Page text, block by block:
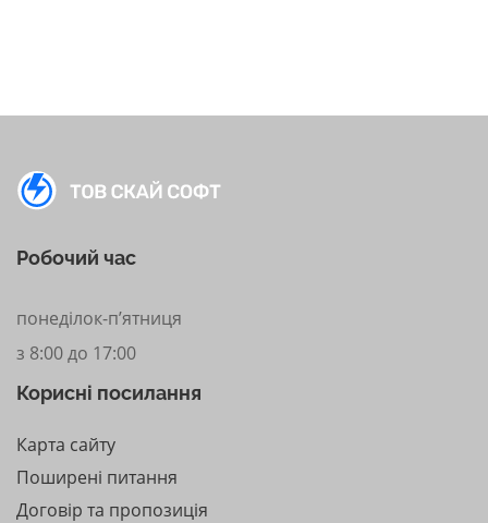
Робочий час
понеділок-п’ятниця
з 8:00 до 17:00
Корисні посилання
Карта сайту
Поширені питання
Договір та пропозиція